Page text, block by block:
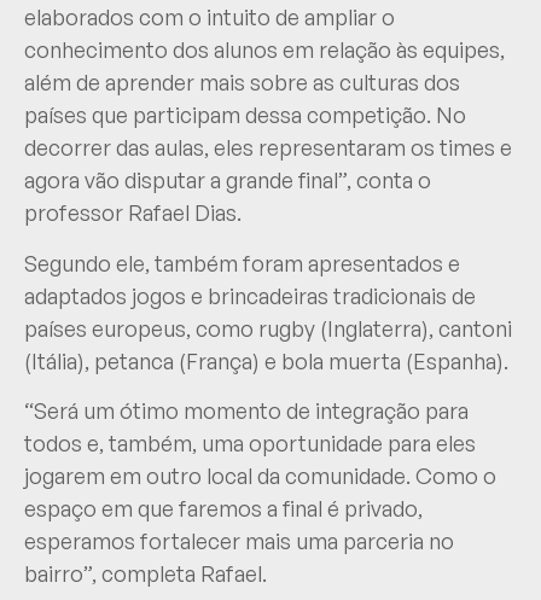
elaborados com o intuito de ampliar o
conhecimento dos alunos em relação às equipes,
além de aprender mais sobre as culturas dos
países que participam dessa competição. No
decorrer das aulas, eles representaram os times e
agora vão disputar a grande final”, conta o
professor Rafael Dias.
Segundo ele, também foram apresentados e
adaptados jogos e brincadeiras tradicionais de
países europeus, como rugby (Inglaterra), cantoni
(Itália), petanca (França) e bola muerta (Espanha).
“Será um ótimo momento de integração para
todos e, também, uma oportunidade para eles
jogarem em outro local da comunidade. Como o
espaço em que faremos a final é privado,
esperamos fortalecer mais uma parceria no
bairro”, completa Rafael.